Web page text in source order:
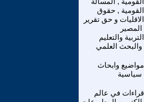
القومية , حقوق
الاقليات و حق تقرير
المصير
التربية والتعليم
والبحث العلمي
مواضيع وابحاث
سياسية
قراءات في عالم